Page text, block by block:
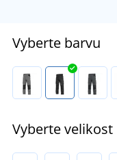
Vyberte barvu
Vyberte velikost